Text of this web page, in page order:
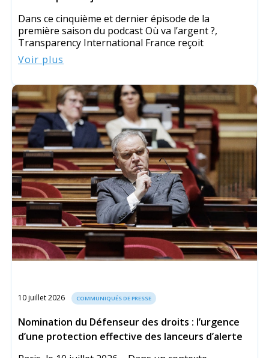
Dans ce cinquième et dernier épisode de la
première saison du podcast Où va l’argent ?,
Transparency International France reçoit
Voir plus
10 juillet 2026 COMMUNIQUÉS DE PRESSE
Nomination du Défenseur des droits : l’urgence
d’une protection effective des lanceurs d’alerte